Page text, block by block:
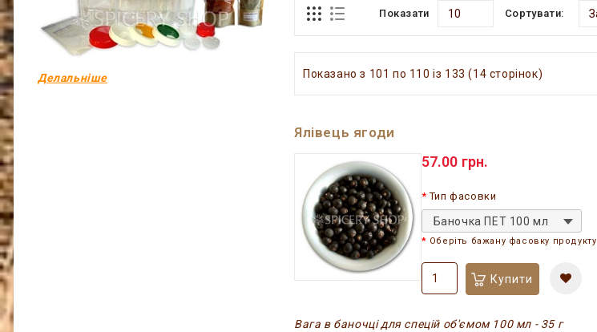
Делальніше
Показати Сортувати:
Показано з 101 по 110 із 133 (14 сторінок)
Ялівець ягоди
57.00 грн.
Тип фасовки
Баночка ПЕТ 100 мл
Оберіть бажану фасовку продукту
Купити
Вага в баночці для спецій об'ємом 100 мл - 35 г